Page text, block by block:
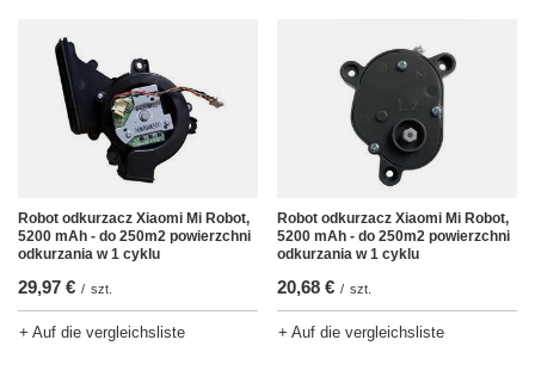
Robot odkurzacz Xiaomi Mi Robot,
5200 mAh - do 250m2 powierzchni
odkurzania w 1 cyklu
29,97 € / szt.
+ Auf die vergleichsliste
Robot odkurzacz Xiaomi Mi Robot,
5200 mAh - do 250m2 powierzchni
odkurzania w 1 cyklu
20,68 € / szt.
+ Auf die vergleichsliste